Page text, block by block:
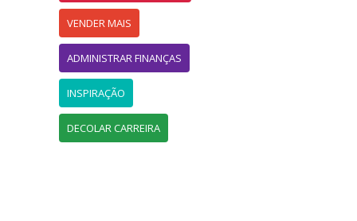
VENDER MAIS
ADMINISTRAR FINANÇAS
INSPIRAÇÃO
DECOLAR CARREIRA